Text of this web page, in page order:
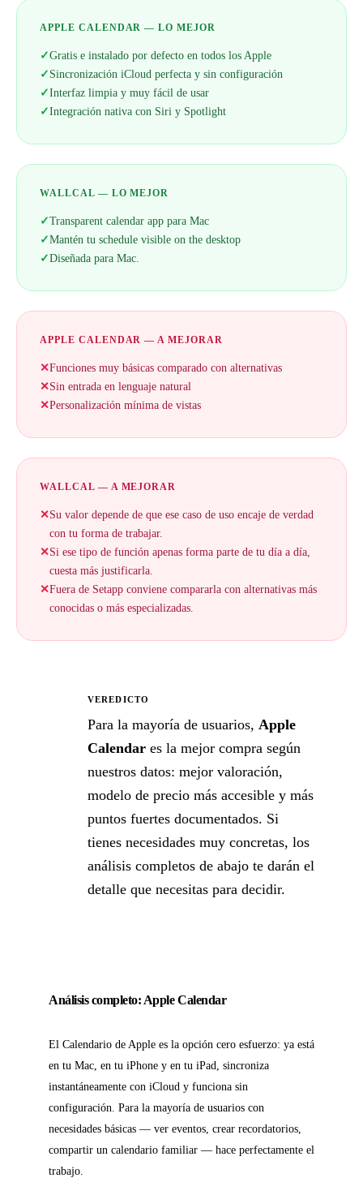
APPLE CALENDAR — LO MEJOR
✓Gratis e instalado por defecto en todos los Apple
✓Sincronización iCloud perfecta y sin configuración
✓Interfaz limpia y muy fácil de usar
✓Integración nativa con Siri y Spotlight
WALLCAL — LO MEJOR
✓Transparent calendar app para Mac
✓Mantén tu schedule visible on the desktop
✓Diseñada para Mac.
APPLE CALENDAR — A MEJORAR
✕Funciones muy básicas comparado con alternativas
✕Sin entrada en lenguaje natural
✕Personalización mínima de vistas
WALLCAL — A MEJORAR
✕Su valor depende de que ese caso de uso encaje de verdad
con tu forma de trabajar.
✕Si ese tipo de función apenas forma parte de tu día a día,
cuesta más justificarla.
✕Fuera de Setapp conviene compararla con alternativas más
conocidas o más especializadas.
VEREDICTO
Para la mayoría de usuarios, Apple
Calendar es la mejor compra según
nuestros datos: mejor valoración,
modelo de precio más accesible y más
puntos fuertes documentados. Si
tienes necesidades muy concretas, los
análisis completos de abajo te darán el
detalle que necesitas para decidir.
Análisis completo: Apple Calendar
El Calendario de Apple es la opción cero esfuerzo: ya está
en tu Mac, en tu iPhone y en tu iPad, sincroniza
instantáneamente con iCloud y funciona sin
configuración. Para la mayoría de usuarios con
necesidades básicas — ver eventos, crear recordatorios,
compartir un calendario familiar — hace perfectamente el
trabajo.